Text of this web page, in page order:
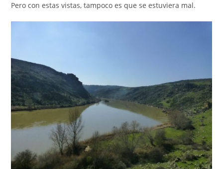
Pero con estas vistas, tampoco es que se estuviera mal.